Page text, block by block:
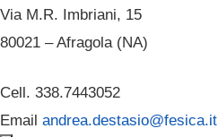
Via M.R. Imbriani, 15
80021 – Afragola (NA)
Cell. 338.7443052
Email andrea.destasio@fesica.it